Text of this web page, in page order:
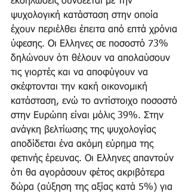
ψυχολογική κατάσταση στην οποία
έχουν περιέλθει έπειτα από επτά χρόνια
ύφεσης. Οι Ελληνες σε ποσοστό 73%
δηλώνουν ότι θέλουν να απολαύσουν
τις γιορτές και να αποφύγουν να
σκέφτονται την κακή οικονομική
κατάσταση, ενώ το αντίστοιχο ποσοστό
στην Ευρώπη είναι μόλις 39%. Στην
ανάγκη βελτίωσης της ψυχολογίας
αποδίδεται ένα ακόμη εύρημα της
φετινής έρευνας. Οι Ελληνες απαντούν
ότι θα αγοράσουν φέτος ακριβότερα
δώρα (αύξηση της αξίας κατά 5%) για